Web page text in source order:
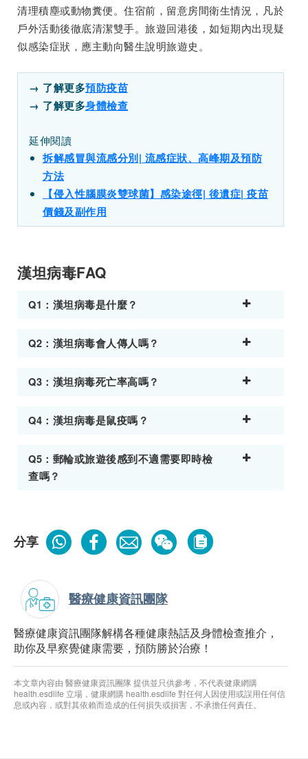
清理積塵或動物糞便。住宿前，留意房間衛生情況，凡於
戶外活動後徹底清潔雙手。旅遊回港後，如短期內出現疑
似感染症狀，應主動向醫生說明旅遊史。
→ 了解更多預防疫苗
→ 了解更多身體檢查
延伸閱讀
拆解感冒與流感分別| 流感症狀、高峰期及預防
方法
【侵入性腦膜炎雙球菌】感染途徑| 後遺症| 疫苗
價錢及副作用
漢坦病毒FAQ
Q1：漢坦病毒是什麼？
Q2：漢坦病毒會人傳人嗎？
Q3：漢坦病毒死亡率高嗎？
Q4：漢坦病毒是鼠疫嗎？
Q5：郵輪或旅遊後感到不適需要即時檢
查嗎？
分享
醫療健康資訊團隊
醫療健康資訊團隊解構各種健康熱話及身體檢查推介，
助你及早察覺健康需要，預防勝於治療！
本文章內容由 醫療健康資訊團隊 提供並只供參考，不代表健康網購
health.esdlife 立場，健康網購 health.esdlife 對任何人因使用或誤用任何信
息或內容，或對其依賴而造成的任何損失或損害，不承擔任何責任。